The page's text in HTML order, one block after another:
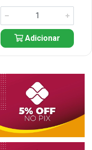
Adicionar